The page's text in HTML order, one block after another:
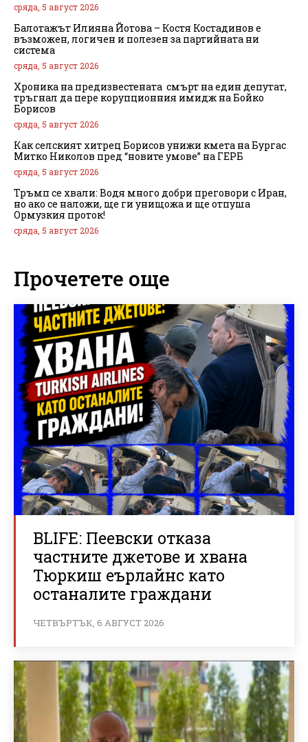
сряда, 5 август 2026
Балотажът Илияна Йотова – Костя Костадинов е
възможен, логичен и полезен за партийната ни
система
сряда, 5 август 2026
Хроника на предизвестената смърт на един депутат,
тръгнал да пере корупционния имидж на Бойко
Борисов
сряда, 5 август 2026
Как селският хитрец Борисов унижи кмета на Бургас
Митко Николов пред “новите умове” на ГЕРБ
сряда, 5 август 2026
Тръмп се хвали: Водя много добри преговори с Иран,
но ако се наложи, ще ги унищожа и ще отпуша
Ормузкия проток!
сряда, 5 август 2026
Прочетете още
BLIFE: Пеевски отказа
частните джетове и хвана
Тюркиш еърлайнс като
останалите граждани
ЧЕТВЪРТЪК, 6 АВГУСТ 2026